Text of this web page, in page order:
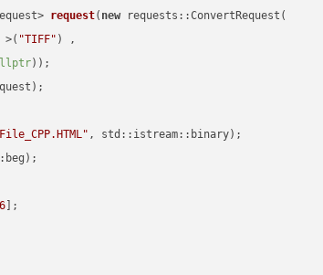
request( new requests::ConvertRequest(
>(
"TIFF" ) ,
))
, std::istream::binary) ;
];